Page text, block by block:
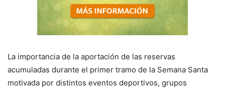
La importancia de la aportación de las reservas
acumuladas durante el primer tramo de la Semana Santa
motivada por distintos eventos deportivos, grupos